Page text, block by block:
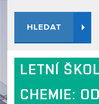
HLEDAT
LETNÍ
CHEMIE: